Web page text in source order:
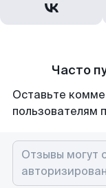
Часто
Оставьте
пользователям